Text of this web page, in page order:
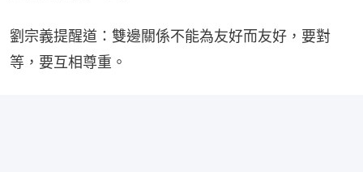
劉宗義提醒道：雙邊關係不能為友好而友好，要對
等，要互相尊重。